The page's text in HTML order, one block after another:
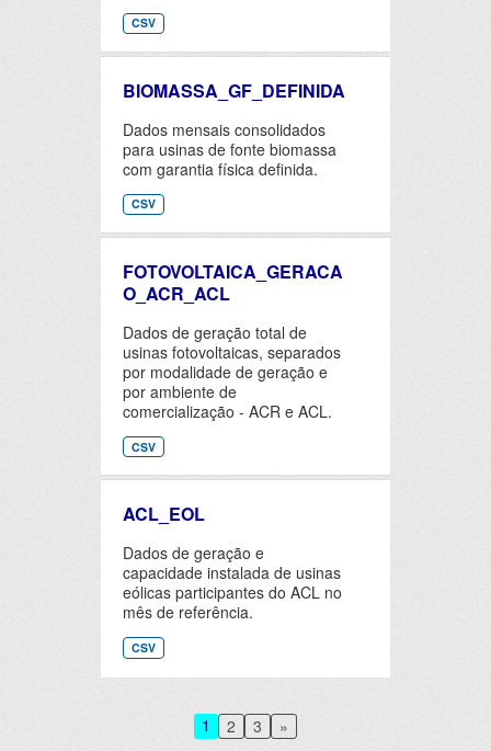
CSV
BIOMASSA_GF_DEFINIDA
Dados mensais consolidados
para usinas de fonte biomassa
com garantia física definida.
CSV
FOTOVOLTAICA_GERACA
O_ACR_ACL
Dados de geração total de
usinas fotovoltaicas, separados
por modalidade de geração e
por ambiente de
comercialização - ACR e ACL.
CSV
ACL_EOL
Dados de geração e
capacidade instalada de usinas
eólicas participantes do ACL no
mês de referência.
CSV
1 2 3 »